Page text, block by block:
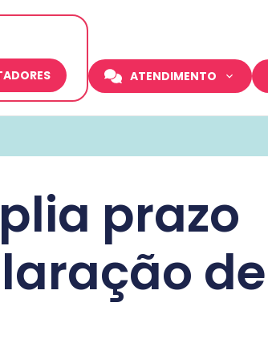
ATENDIMENTO
prazo
de